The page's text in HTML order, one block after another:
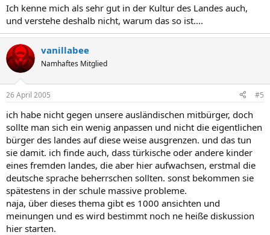
Ich kenne mich als sehr gut in der Kultur des Landes auch,
und verstehe deshalb nicht, warum das so ist....
vanillabee
Namhaftes Mitglied
26 April 2005 #5
ich habe nicht gegen unsere ausländischen mitbürger, doch
sollte man sich ein wenig anpassen und nicht die eigentlichen
bürger des landes auf diese weise ausgrenzen. und das tun
sie damit. ich finde auch, dass türkische oder andere kinder
eines fremden landes, die aber hier aufwachsen, erstmal die
deutsche sprache beherrschen sollten. sonst bekommen sie
spätestens in der schule massive probleme.
naja, über dieses thema gibt es 1000 ansichten und
meinungen und es wird bestimmt noch ne heiße diskussion
hier starten.